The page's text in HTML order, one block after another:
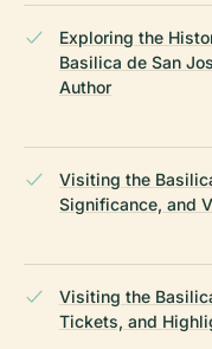
Exploring the
Basilica de San
Author
Visiting the
Significance, and
Visiting the
Tickets, and